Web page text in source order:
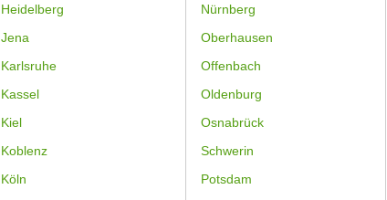
Heidelberg
Jena
Karlsruhe
Kassel
Kiel
Koblenz
Köln
Nürnberg
Oberhausen
Offenbach
Oldenburg
Osnabrück
Schwerin
Potsdam